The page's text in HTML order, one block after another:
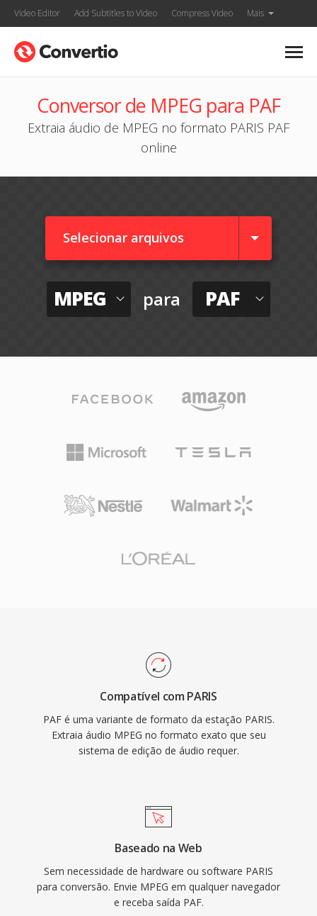
Video Editor Add Subtitles to Video Compress Video Mais
Conversor de MPEG para PAF
Extraia áudio de MPEG no formato PARIS PAF
online
Selecionar arquivos
MPEG para PAF
Compatível com PARIS
PAF é uma variante de formato da estação PARIS.
Extraia áudio MPEG no formato exato que seu
sistema de edição de áudio requer.
Baseado na Web
Sem necessidade de hardware ou software PARIS
para conversão. Envie MPEG em qualquer navegador
e receba saída PAF.